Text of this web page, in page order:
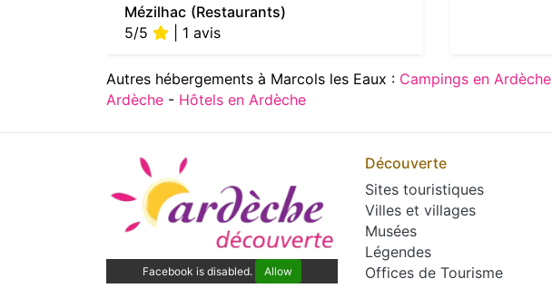
Mézilhac (Restaurants)
5/5
| 1 avis
Autres hébergements à Marcols les Eaux : Campings en Ardèche
Ardèche - Hôtels en Ardèche
Facebook is disabled. Allow
Découverte
Sites touristiques
Villes et villages
Musées
Légendes
Offices de Tourisme